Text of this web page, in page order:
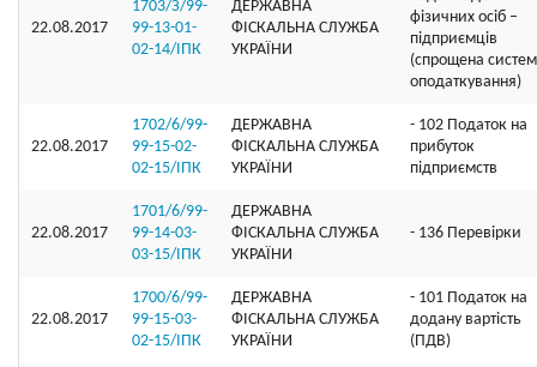
22.08.2017
1703/З/99-
99-13-01-
02-14/ІПК
ДЕРЖАВНА
ФІСКАЛЬНА СЛУЖБА
УКРАЇНИ
фізичних осіб –
підприємців
(спрощена
оподаткування)
22.08.2017
1702/6/99-
99-15-02-
02-15/ІПК
ДЕРЖАВНА
ФІСКАЛЬНА СЛУЖБА
УКРАЇНИ
- 102 Податок на
прибуток
підприємств
22.08.2017
1701/6/99-
99-14-03-
03-15/ІПК
ДЕРЖАВНА
ФІСКАЛЬНА СЛУЖБА
УКРАЇНИ
- 136 Перевірки
22.08.2017
1700/6/99-
99-15-03-
02-15/ІПК
ДЕРЖАВНА
ФІСКАЛЬНА СЛУЖБА
УКРАЇНИ
- 101 Податок на
додану вартість
(ПДВ)